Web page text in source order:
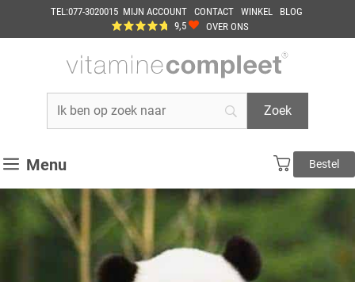
TEL:077-3020015 MIJN ACCOUNT CONTACT WINKEL
BLOG
9,5
OVER ONS
Menu Bestel